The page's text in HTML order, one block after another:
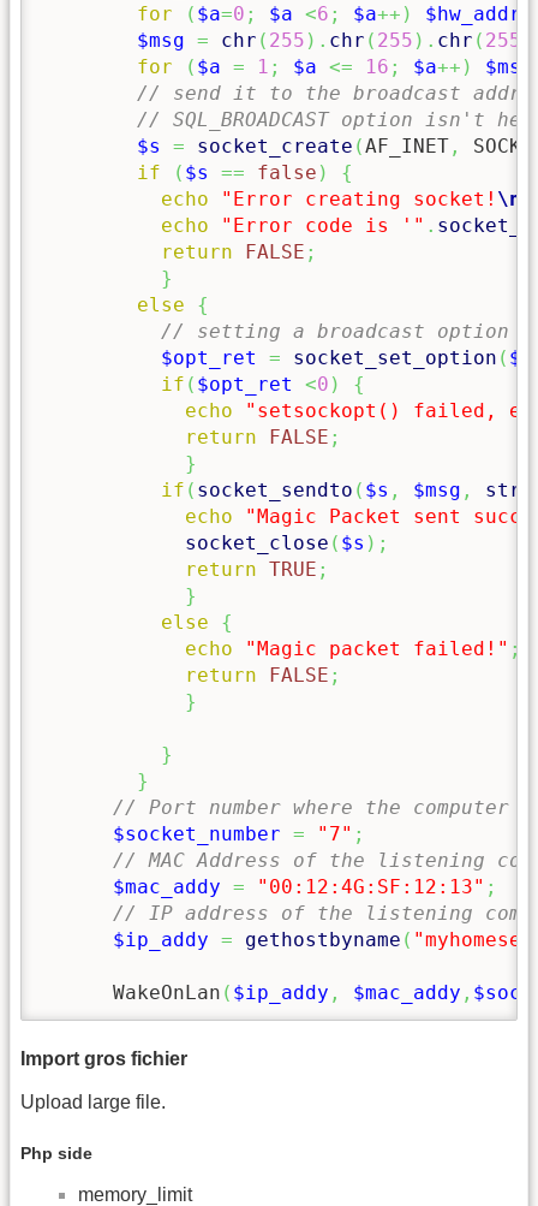
for
( $a=0 ; $a <6 ; $a++ ) $hw_addr
$msg = chr ( 255 ) . chr ( 255 ) . chr ( 255
for
( $a = 1 ; $a <= 16 ; $a++ )
$msg
// send it to the broadcast
// SQL_BROADCAST option isn't
$s
= socket_create (AF_INET ,
if
( $s == false )
{
echo
"Error creating socket! \n
echo
"Error code is '" .
return
FALSE ;
}
else
{
// setting a broadcast option
$opt_ret
= socket_set_option ( $s
if ( $opt_ret <0 )
{
echo
"setsockopt() failed,
return
FALSE ;
}
if ( socket_sendto ( $s , $msg ,
echo
"Magic Packet sent
socket_close ( $s ) ;
return TRUE ;
}
else
{
echo
"Magic packet failed!" ;
return
FALSE ;
}
}
}
// Port number where the
$socket_number = "7" ;
// MAC Address of the listening
$mac_addy = "00:12:4G:SF:12:13" ;
// IP address of the listening
$ip_addy = gethostbyname (
      WakeOnLan
( $ip_addy , $mac_addy ,
Import gros fichier
Upload large file.
Php side
memory_limit